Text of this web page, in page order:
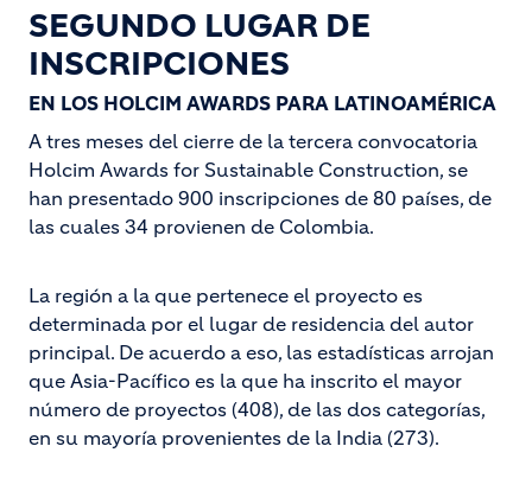
SEGUNDO LUGAR DE
INSCRIPCIONES
EN LOS HOLCIM AWARDS PARA LATINOAMÉRICA
A tres meses del cierre de la tercera convocatoria
Holcim Awards for Sustainable Construction, se
han presentado 900 inscripciones de 80 países, de
las cuales 34 provienen de Colombia.
La región a la que pertenece el proyecto es
determinada por el lugar de residencia del autor
principal. De acuerdo a eso, las estadísticas arrojan
que Asia-Pacífico es la que ha inscrito el mayor
número de proyectos (408), de las dos categorías,
en su mayoría provenientes de la India (273).